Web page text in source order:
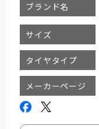
ブランド名
サイズ
タイヤタイプ
メーカーページ